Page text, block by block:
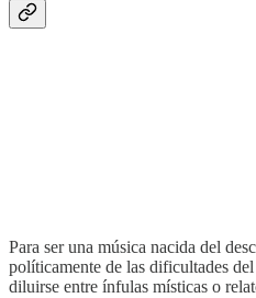
Para ser una música nacida del
políticamente de las dificultades
diluirse entre ínfulas místicas o